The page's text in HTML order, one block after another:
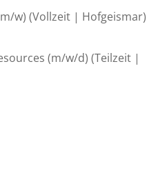
w) (Vollzeit | Hofgeismar)
(m/w/d) (Teilzeit |